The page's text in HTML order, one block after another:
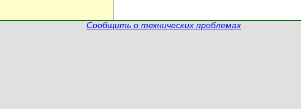
Сообщить о технических проблемах